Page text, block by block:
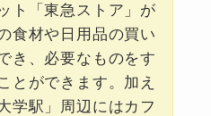
ト「東急ストア」が
食材や日用品の買い
き、必要なものをす
とができます。加え
学駅」周辺にはカフ